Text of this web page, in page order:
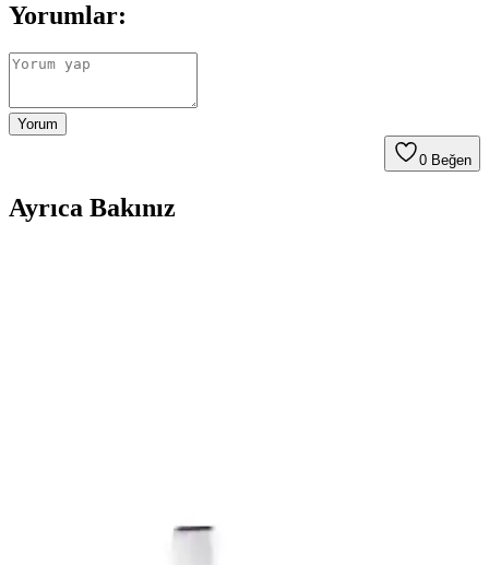
Yorumlar:
Yorum
0 Beğen
Ayrıca Bakınız
Fakir Mr Chef Quadro Blender Set Siyah, 1000 W turbo